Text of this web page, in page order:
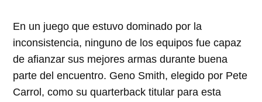
En un juego que estuvo dominado por la
inconsistencia, ninguno de los equipos fue capaz
de afianzar sus mejores armas durante buena
parte del encuentro. Geno Smith, elegido por Pete
Carrol, como su quarterback titular para esta